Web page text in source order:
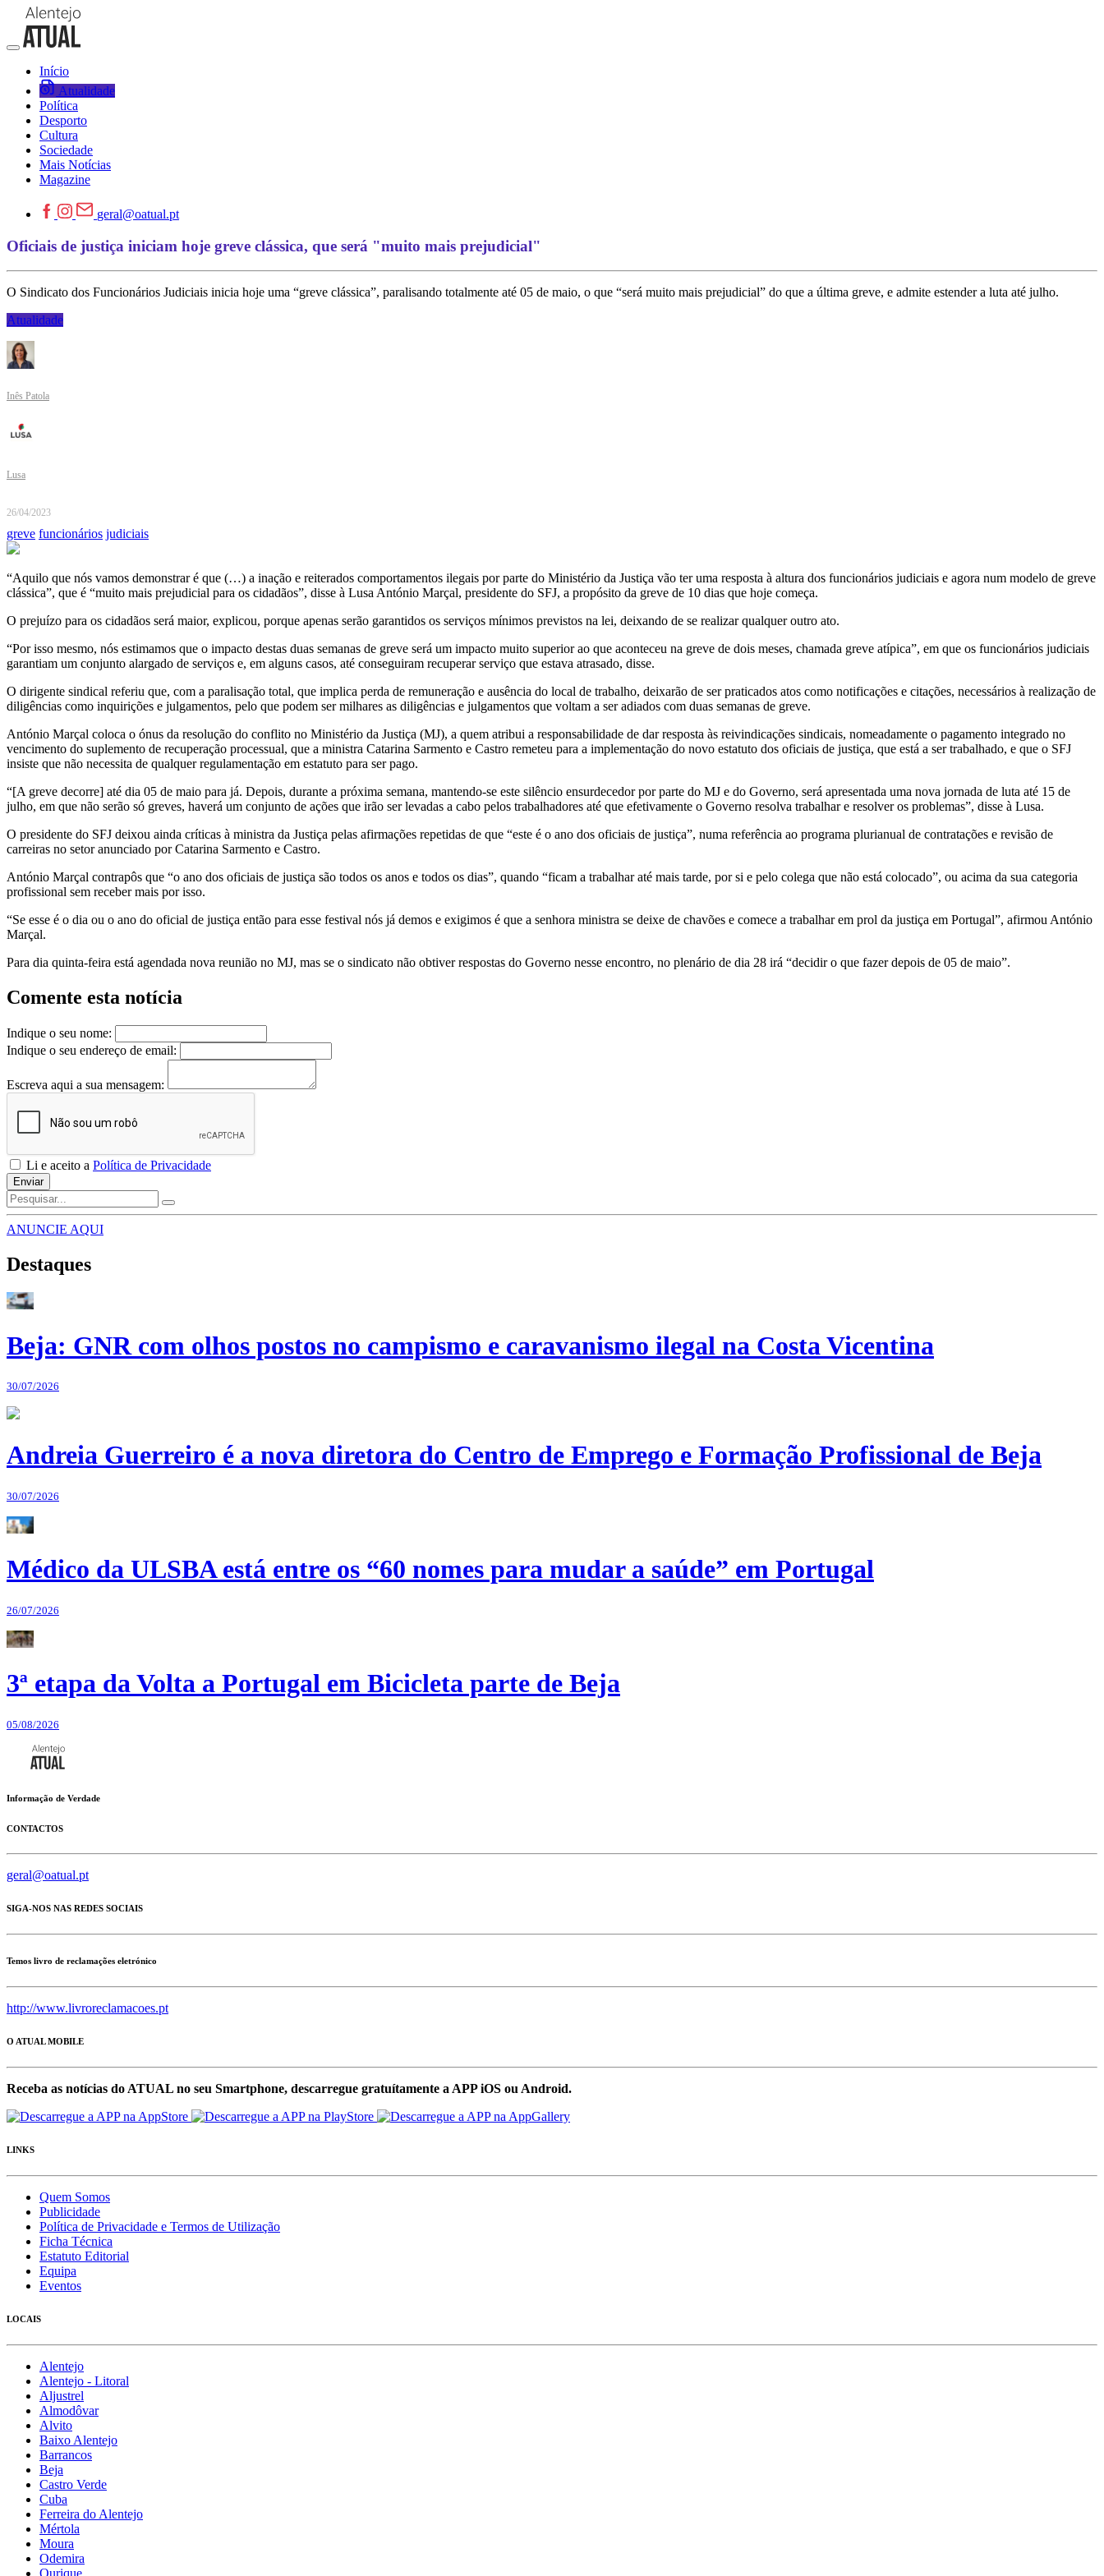
Início
Atualidade
Política
Desporto
Cultura
Sociedade
Mais Notícias
Magazine
geral@oatual.pt
Oficiais de justiça iniciam hoje greve clássica, que será "muito mais prejudicial"
O Sindicato dos Funcionários Judiciais inicia hoje uma “greve clássica”, paralisando totalmente até 05 de maio, o que “será muito mais prejudicial” do que a última greve, e admite estender a luta até julho.
Atualidade
Inês Patola
Lusa
26/04/2023
greve funcionários judiciais
“Aquilo que nós vamos demonstrar é que (…) a inação e reiterados comportamentos ilegais por parte do Ministério da Justiça vão ter uma resposta à altura dos funcionários judiciais e agora num modelo de greve
clássica”, que é “muito mais prejudicial para os cidadãos”, disse à Lusa António Marçal, presidente do SFJ, a propósito da greve de 10 dias que hoje começa.
O prejuízo para os cidadãos será maior, explicou, porque apenas serão garantidos os serviços mínimos previstos na lei, deixando de se realizar qualquer outro ato.
“Por isso mesmo, nós estimamos que o impacto destas duas semanas de greve será um impacto muito superior ao que aconteceu na greve de dois meses, chamada greve atípica”, em que os funcionários judiciais
garantiam um conjunto alargado de serviços e, em alguns casos, até conseguiram recuperar serviço que estava atrasado, disse.
O dirigente sindical referiu que, com a paralisação total, que implica perda de remuneração e ausência do local de trabalho, deixarão de ser praticados atos como notificações e citações, necessários à realização de
diligências como inquirições e julgamentos, pelo que podem ser milhares as diligências e julgamentos que voltam a ser adiados com duas semanas de greve.
António Marçal coloca o ónus da resolução do conflito no Ministério da Justiça (MJ), a quem atribui a responsabilidade de dar resposta às reivindicações sindicais, nomeadamente o pagamento integrado no
vencimento do suplemento de recuperação processual, que a ministra Catarina Sarmento e Castro remeteu para a implementação do novo estatuto dos oficiais de justiça, que está a ser trabalhado, e que o SFJ
insiste que não necessita de qualquer regulamentação em estatuto para ser pago.
“[A greve decorre] até dia 05 de maio para já. Depois, durante a próxima semana, mantendo-se este silêncio ensurdecedor por parte do MJ e do Governo, será apresentada uma nova jornada de luta até 15 de
julho, em que não serão só greves, haverá um conjunto de ações que irão ser levadas a cabo pelos trabalhadores até que efetivamente o Governo resolva trabalhar e resolver os problemas”, disse à Lusa.
O presidente do SFJ deixou ainda críticas à ministra da Justiça pelas afirmações repetidas de que “este é o ano dos oficiais de justiça”, numa referência ao programa plurianual de contratações e revisão de
carreiras no setor anunciado por Catarina Sarmento e Castro.
António Marçal contrapôs que “o ano dos oficiais de justiça são todos os anos e todos os dias”, quando “ficam a trabalhar até mais tarde, por si e pelo colega que não está colocado”, ou acima da sua categoria
profissional sem receber mais por isso.
“Se esse é o dia ou o ano do oficial de justiça então para esse festival nós já demos e exigimos é que a senhora ministra se deixe de chavões e comece a trabalhar em prol da justiça em Portugal”, afirmou António
Marçal.
Para dia quinta-feira está agendada nova reunião no MJ, mas se o sindicato não obtiver respostas do Governo nesse encontro, no plenário de dia 28 irá “decidir o que fazer depois de 05 de maio”.
Comente esta notícia
Indique o seu nome:
Indique o seu endereço de email:
Escreva aqui a sua mensagem:
Li e aceito a Política de Privacidade
Enviar
ANUNCIE AQUI
Destaques
Beja: GNR com olhos postos no campismo e caravanismo ilegal na Costa Vicentina
30/07/2026
Andreia Guerreiro é a nova diretora do Centro de Emprego e Formação Profissional de Beja
30/07/2026
Médico da ULSBA está entre os “60 nomes para mudar a saúde” em Portugal
26/07/2026
3ª etapa da Volta a Portugal em Bicicleta parte de Beja
05/08/2026
Informação de Verdade
CONTACTOS
geral@oatual.pt
SIGA-NOS NAS REDES SOCIAIS
Temos livro de reclamações eletrónico
http://www.livroreclamacoes.pt
O ATUAL MOBILE
Receba as notícias do ATUAL no seu Smartphone, descarregue gratuítamente a APP iOS ou Android.
LINKS
Quem Somos
Publicidade
Política de Privacidade e Termos de Utilização
Ficha Técnica
Estatuto Editorial
Equipa
Eventos
LOCAIS
Alentejo
Alentejo - Litoral
Aljustrel
Almodôvar
Alvito
Baixo Alentejo
Barrancos
Beja
Castro Verde
Cuba
Ferreira do Alentejo
Mértola
Moura
Odemira